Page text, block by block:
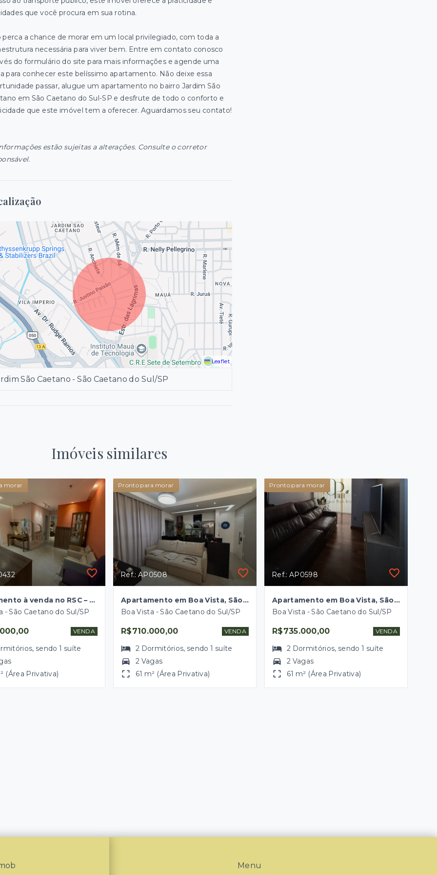
que você procura em sua rotina.
perca a chance de morar em um local privilegiado, com toda a
necessária para viver bem. Entre em contato conosco
do formulário do site para mais informações e agende uma
para conhecer este belíssimo apartamento. Não deixe essa
passar, alugue um apartamento no bairro Jardim São
em São Caetano do Sul-SP e desfrute de todo o conforto e
que este imóvel tem a oferecer. Aguardamos seu contato!
estão sujeitas a alterações. Consulte o corretor
Leaflet
São Caetano - São Caetano do Sul/SP
Imóveis similares
morar
Apartamento à venda no RSC – 13º andar | 2 Dorms (1 Suíte) | 2 Vagas | 61m²
- São Caetano do Sul/SP
VENDA
, sendo1 suíte
(Área Privativa)
Pronto para morar
Ref.: AP0508
Apartamento em Boa Vista, São Caetano do Sul/SP
Boa Vista - São Caetano do Sul/SP
R$710.000,00 VENDA
2 Dormitórios, sendo1 suíte
2 Vagas
61 m² (Área Privativa)
Pronto para morar
Ref.: AP0598
Apartamento em Boa Vista, São Caetano do Sul/SP
Boa Vista - São Caetano do Sul/SP
R$735.000,00 VENDA
2 Dormitórios, sendo1 suíte
2 Vagas
61 m² (Área Privativa)
Menu